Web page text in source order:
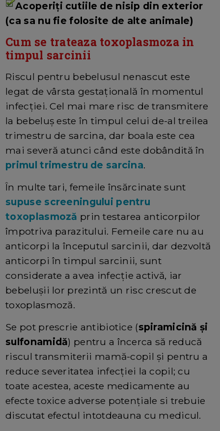
Acoperiți cutiile de nisip din exterior
(ca sa nu fie folosite de alte animale)
Cum se trateaza toxoplasmoza in
timpul sarcinii
Riscul pentru bebelusul nenascut este
legat de vârsta gestațională în momentul
infecției. Cel mai mare risc de transmitere
la bebeluș este în timpul celui de-al treilea
trimestru de sarcina, dar boala este cea
mai severă atunci când este dobândită în
primul trimestru de sarcina.
În multe tari, femeile însărcinate sunt
supuse screeningului pentru
toxoplasmoză prin testarea anticorpilor
împotriva parazitului. Femeile care nu au
anticorpi la începutul sarcinii, dar dezvoltă
anticorpi în timpul sarcinii, sunt
considerate a avea infecție activă, iar
bebelușii lor prezintă un risc crescut de
toxoplasmoză.
Se pot prescrie antibiotice (spiramicină și
sulfonamidă) pentru a încerca să reducă
riscul transmiterii mamă-copil și pentru a
reduce severitatea infecției la copil; cu
toate acestea, aceste medicamente au
efecte toxice adverse potențiale si trebuie
discutat efectul intotdeauna cu medicul.